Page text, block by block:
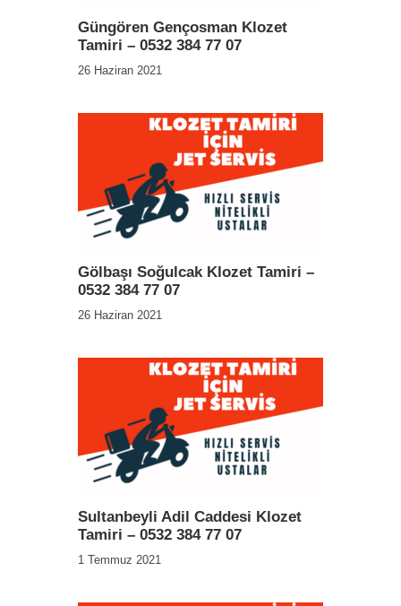
Güngören Gençosman Klozet
Tamiri – 0532 384 77 07
26 Haziran 2021
Gölbaşı Soğulcak Klozet Tamiri –
0532 384 77 07
26 Haziran 2021
Sultanbeyli Adil Caddesi Klozet
Tamiri – 0532 384 77 07
1 Temmuz 2021